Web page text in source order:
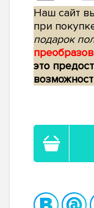
Наш сайт
при
подарок
это